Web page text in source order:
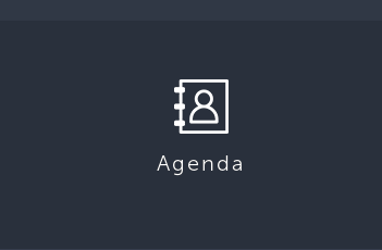
Agenda